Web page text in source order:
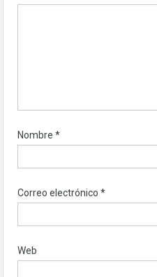
Nombre *
Correo electrónico *
Web